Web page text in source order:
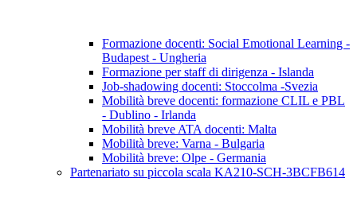
Formazione docenti: Social Emotional Learning -
Budapest - Ungheria
Formazione per staff di dirigenza - Islanda
Job-shadowing docenti: Stoccolma -Svezia
Mobilità breve docenti: formazione CLIL e PBL
- Dublino - Irlanda
Mobilità breve ATA docenti: Malta
Mobilità breve: Varna - Bulgaria
Mobilità breve: Olpe - Germania
Partenariato su piccola scala KA210-SCH-3BCFB614